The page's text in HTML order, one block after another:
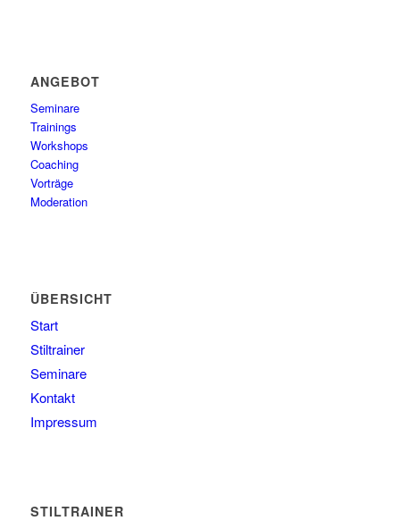
ANGEBOT
Seminare
Trainings
Workshops
Coaching
Vorträge
Moderation
ÜBERSICHT
Start
Stiltrainer
Seminare
Kontakt
Impressum
STILTRAINER